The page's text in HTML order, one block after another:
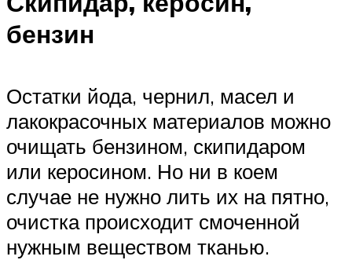
бензин
Остатки йода, чернил, масел и
лакокрасочных материалов можно
очищать бензином, скипидаром
или керосином. Но ни в коем
случае не нужно лить их на пятно,
очистка происходит смоченной
нужным веществом тканью.